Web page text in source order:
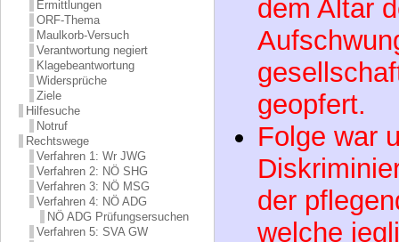
Ermittlungen
ORF-Thema
Maulkorb-Versuch
Verantwortung negiert
Klagebeantwortung
Widersprüche
Ziele
Hilfesuche
Notruf
Rechtswege
Verfahren 1: Wr JWG
Verfahren 2: NÖ SHG
Verfahren 3: NÖ MSG
Verfahren 4: NÖ ADG
NÖ ADG Prüfungsersuchen
Verfahren 5: SVA GW
geopfert.
Folge war
der
welche